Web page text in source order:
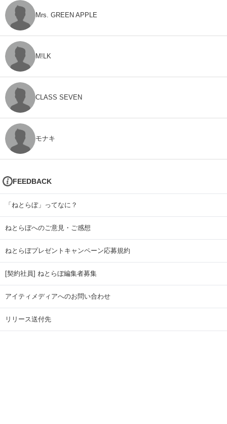
Mrs. GREEN APPLE
M!LK
CLASS SEVEN
モナキ
FEEDBACK
「ねとらぼ」ってなに？
ねとらぼへのご意見・ご感想
ねとらぼプレゼントキャンペーン応募規約
[契約社員] ねとらぼ編集者募集
アイティメディアへのお問い合わせ
リリース送付先